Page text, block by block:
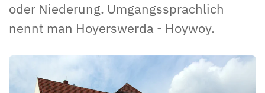
oder Niederung. Umgangssprachlich
nennt man Hoyerswerda - Hoywoy.